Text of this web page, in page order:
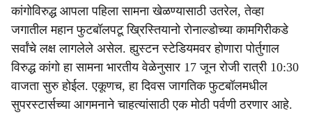
कांगोविरुद्ध आपला पहिला सामना खेळण्यासाठी उतरेल, तेव्हा
जगातील महान फुटबॉलपटू ख्रिस्तियानो रोनाल्डोच्या कामगिरीकडे
सर्वांचे लक्ष लागलेले असेल. ह्युस्टन स्टेडियमवर होणारा पोर्तुगाल
विरुद्ध कांगो हा सामना भारतीय वेळेनुसार 17 जून रोजी रात्री 10:30
वाजता सुरु होईल. एकूणच, हा दिवस जागतिक फुटबॉलमधील
सुपरस्टार्सच्या आगमनाने चाहत्यांसाठी एक मोठी पर्वणी ठरणार आहे.